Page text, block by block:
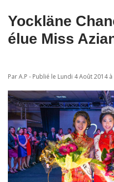
Yockläne
élue Miss
Par A.P - Publié le Lundi 4 Août 2014